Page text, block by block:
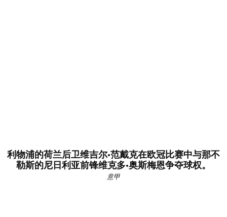
利物浦的荷兰后卫维吉尔·范戴克在欧冠比赛中与那不
勒斯的尼日利亚前锋维克多·奥斯梅恩争夺球权。
意甲